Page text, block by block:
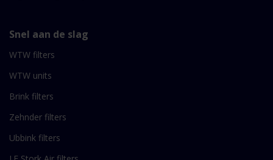
Snel aan de slag
WTW filters
WTW units
Brink filters
Zehnder filters
Ubbink filters